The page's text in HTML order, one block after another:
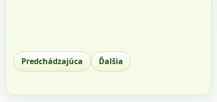
Predchádzajúca Ďalšia